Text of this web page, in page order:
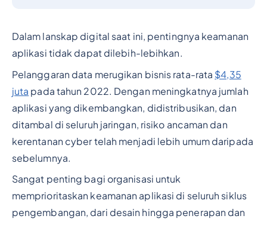
Dalam lanskap digital saat ini, pentingnya keamanan
aplikasi tidak dapat dilebih-lebihkan.
Pelanggaran data merugikan bisnis rata-rata $4,35
juta pada tahun 2022. Dengan meningkatnya jumlah
aplikasi yang dikembangkan, didistribusikan, dan
ditambal di seluruh jaringan, risiko ancaman dan
kerentanan cyber telah menjadi lebih umum daripada
sebelumnya.
Sangat penting bagi organisasi untuk
memprioritaskan keamanan aplikasi di seluruh siklus
pengembangan, dari desain hingga penerapan dan